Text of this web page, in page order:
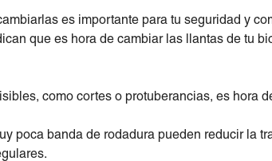
es importante para tu seguridad y
que es hora de cambiar las llantas de tu
como cortes o protuberancias, es hora
poca banda de rodadura pueden reducir la